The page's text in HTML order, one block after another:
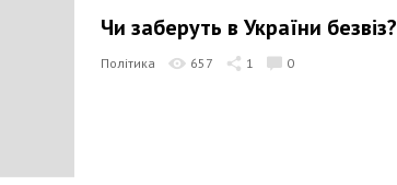
Чи заберуть в України безвіз?
Політика 657 1 0